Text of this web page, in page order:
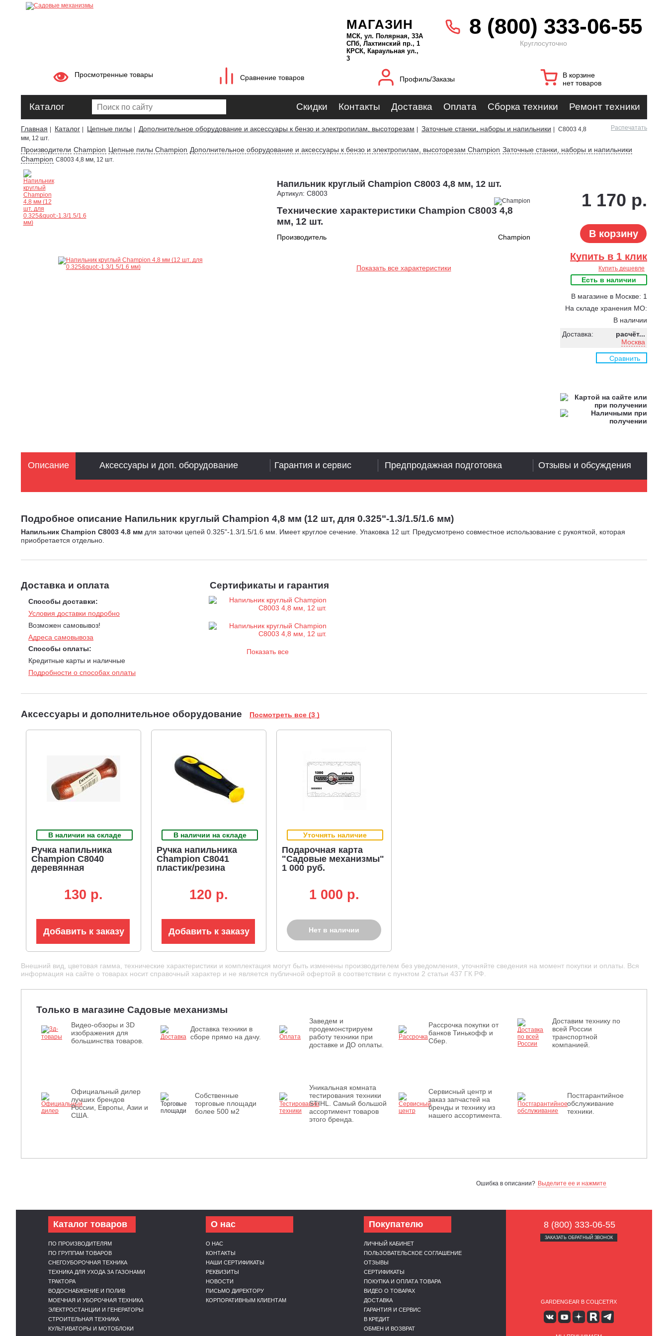
МАГАЗИН
МСК, ул. Полярная, 33А
СПб, Лахтинский пр., 1
КРСК, Караульная ул.,
3
8 (800) 333-06-55
Круглосуточно
Просмотренные товары Сравнение товаров Профиль/Заказы
В корзине
нет товаров
Каталог Скидки Контакты Доставка Оплата Сборка техники Ремонт техники
Главная Каталог Цепные пилы Дополнительное оборудование и аксессуары к бензо и электропилам, высоторезам Заточные станки, наборы и напильники
C8003 4,8
мм, 12 шт.
Распечатать
Производители Champion Цепные пилы Champion Дополнительное оборудование и аксессуары к бензо и электропилам, высоторезам Champion Заточные станки, наборы и напильники
Champion C8003 4,8 мм, 12 шт.
Напильник круглый Champion C8003 4,8 мм, 12 шт.
Артикул: C8003
Технические характеристики Champion C8003 4,8
мм, 12 шт.
Производитель Champion
Показать все характеристики
1 170 р.
В корзину
Купить в 1 клик
Купить дешевле
Есть в наличии
В магазине в Москве: 1
На складе хранения МО:
В наличии
Доставка:
расчёт...
Москва
Сравнить
Подробное описание Напильник круглый Champion 4,8 мм (12 шт, для 0.325"-1.3/1.5/1.6 мм)
Напильник Champion C8003 4.8 мм для заточки цепей 0.325"-1.3/1.5/1.6 мм. Имеет круглое сечение. Упаковка 12 шт. Предусмотрено совместное использование с рукояткой, которая
приобретается отдельно.
Доставка и оплата
Способы доставки:
Условия доставки подробно
Возможен самовывоз!
Адреса самовывоза
Способы оплаты:
Кредитные карты и наличные
Подробности о способах оплаты
Сертификаты и гарантия
Показать все
Аксессуары и дополнительное оборудование Посмотреть все (3 )
В наличии на складе
Ручка напильника
Champion C8040
деревянная
130 p.
Добавить к заказу
В наличии на складе
Ручка напильника
Champion C8041
пластик/резина
120 p.
Добавить к заказу
Уточнять наличие
Подарочная карта
"Садовые механизмы"
1 000 руб.
1 000 p.
Нет в наличии
Описание Аксессуары и доп. оборудование Гарантия и сервис Предпродажная подготовка Отзывы и обсуждения
Внешний вид, цветовая гамма, технические характеристики и комплектация могут быть изменены производителем без уведомления, уточняйте сведения на момент покупки и оплаты. Вся
информация на сайте о товарах носит справочный характер и не является публичной офертой в соответствии с пунктом 2 статьи 437 ГК РФ.
Только в магазине Садовые механизмы
Видео-обзоры и 3D
изображения для
большинства товаров.
Доставка техники в
сборе прямо на дачу.
Заведем и
продемонстрируем
работу техники при
доставке и ДО оплаты.
Рассрочка покупки от
банков Тинькофф и
Сбер.
Доставим технику по
всей России
транспортной
компанией.
Официальный дилер
лучших брендов
России, Европы, Азии и
США.
Собственные
торговые площади
более 500 м2
Уникальная комната
тестирования техники
STIHL. Самый большой
ассортимент товаров
этого бренда.
Сервисный центр и
заказ запчастей на
бренды и технику из
нашего ассортимента.
Постгарантийное
обслуживание
техники.
Ошибка в описании? Выделите ее и нажмите
Каталог товаров
ПО ПРОИЗВОДИТЕЛЯМ
ПО ГРУППАМ ТОВАРОВ
СНЕГОУБОРОЧНАЯ ТЕХНИКА
ТЕХНИКА ДЛЯ УХОДА ЗА ГАЗОНАМИ
ТРАКТОРА
ВОДОСНАБЖЕНИЕ И ПОЛИВ
МОЕЧНАЯ И УБОРОЧНАЯ ТЕХНИКА
ЭЛЕКТРОСТАНЦИИ И ГЕНЕРАТОРЫ
СТРОИТЕЛЬНАЯ ТЕХНИКА
КУЛЬТИВАТОРЫ И МОТОБЛОКИ
О нас
О НАС
КОНТАКТЫ
НАШИ СЕРТИФИКАТЫ
РЕКВИЗИТЫ
НОВОСТИ
ПИСЬМО ДИРЕКТОРУ
КОРПОРАТИВНЫМ КЛИЕНТАМ
Покупателю
ЛИЧНЫЙ КАБИНЕТ
ПОЛЬЗОВАТЕЛЬСКОЕ СОГЛАШЕНИЕ
ОТЗЫВЫ
СЕРТИФИКАТЫ
ПОКУПКА И ОПЛАТА ТОВАРА
ВИДЕО О ТОВАРАХ
ДОСТАВКА
ГАРАНТИЯ И СЕРВИС
В КРЕДИТ
ОБМЕН И ВОЗВРАТ
8 (800) 333-06-55
ЗАКАЗАТЬ ОБРАТНЫЙ ЗВОНОК
GARDENGEAR В СОЦСЕТЯХ